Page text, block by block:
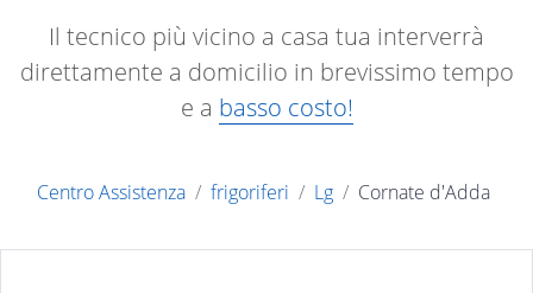
Il tecnico più vicino a casa tua interverrà
direttamente a domicilio in brevissimo tempo
e a basso costo!
Centro Assistenza frigoriferi Lg Cornate d'Adda